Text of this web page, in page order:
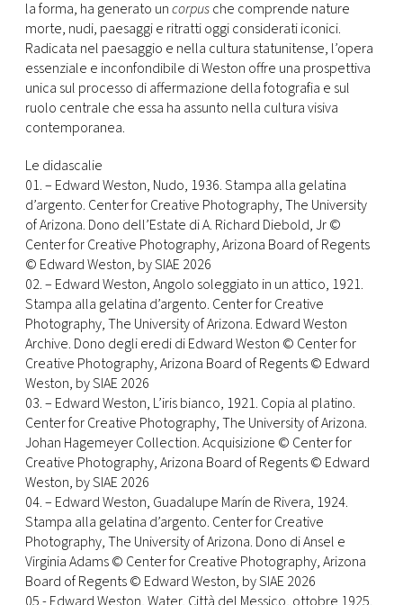
la forma, ha generato uncorpusche comprende nature
morte, nudi, paesaggi e ritratti oggi considerati iconici.
Radicata nel paesaggio e nella cultura statunitense, l’opera
essenziale e inconfondibile di Weston offre una prospettiva
unica sul processo di affermazione della fotografia e sul
ruolo centrale che essa ha assunto nella cultura visiva
contemporanea.
Le didascalie
01. – Edward Weston, Nudo, 1936. Stampa alla gelatina
d’argento. Center for Creative Photography, The University
of Arizona. Dono dell’Estate di A. Richard Diebold, Jr ©
Center for Creative Photography, Arizona Board of Regents
© Edward Weston, by SIAE 2026
02. – Edward Weston, Angolo soleggiato in un attico, 1921.
Stampa alla gelatina d’argento. Center for Creative
Photography, The University of Arizona. Edward Weston
Archive. Dono degli eredi di Edward Weston © Center for
Creative Photography, Arizona Board of Regents © Edward
Weston, by SIAE 2026
03. – Edward Weston, L’iris bianco, 1921. Copia al platino.
Center for Creative Photography, The University of Arizona.
Johan Hagemeyer Collection. Acquisizione © Center for
Creative Photography, Arizona Board of Regents © Edward
Weston, by SIAE 2026
04. – Edward Weston, Guadalupe Marín de Rivera, 1924.
Stampa alla gelatina d’argento. Center for Creative
Photography, The University of Arizona. Dono di Ansel e
Virginia Adams © Center for Creative Photography, Arizona
Board of Regents © Edward Weston, by SIAE 2026